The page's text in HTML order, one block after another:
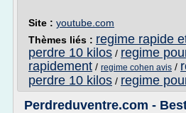
Site : youtube.com
Thèmes liés : regime rapide
perdre 10 kilos / regime
rapidement / regime cohen avis /
perdre 10 kilos / regime
Perdreduventre.com -